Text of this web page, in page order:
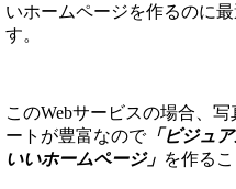
いホームページを作るのに
す。
このWebサービスの場合、
ートが豊富なので「ビジュ
いいホームページ」 を作る